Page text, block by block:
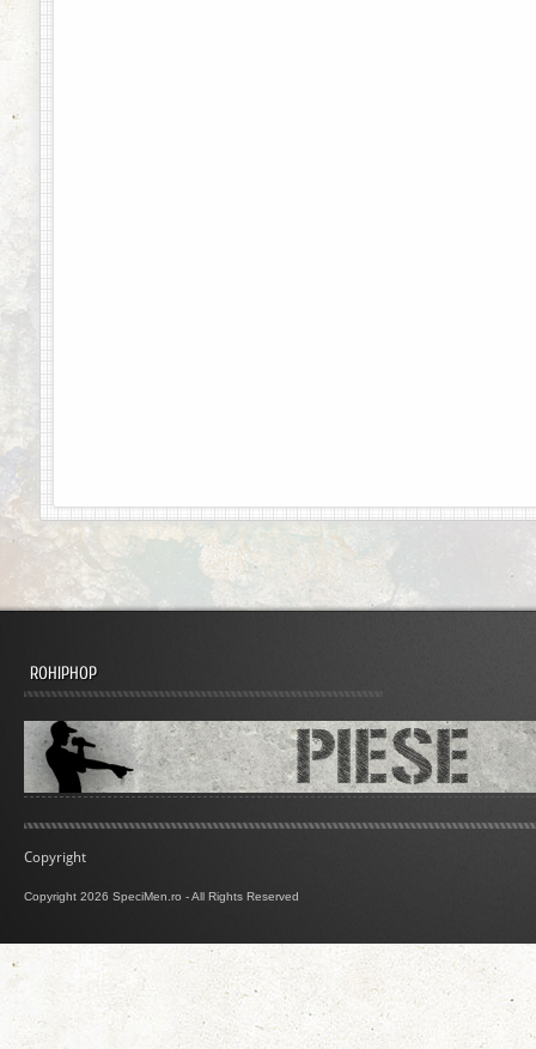
ROHIPHOP
Copyright
Copyright 2026 SpeciMen.ro - All Rights Reserved